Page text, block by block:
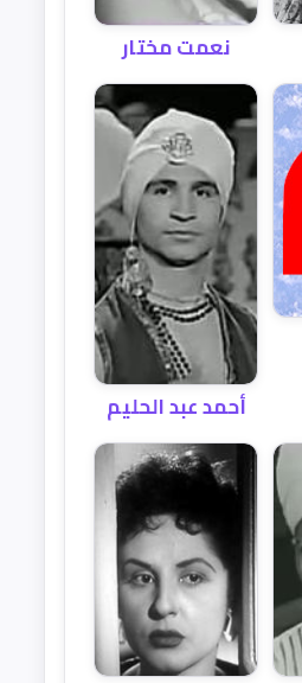
نعمت مختار
أحمد عبد الحليم